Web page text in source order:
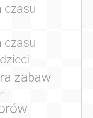
czasu
czasu
zabaw